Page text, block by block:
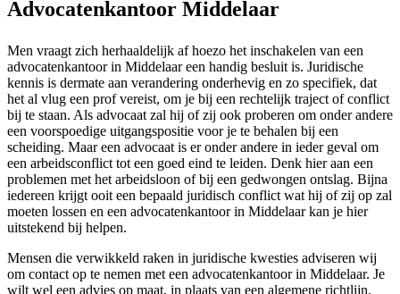
Advocatenkantoor Middelaar
Men vraagt zich herhaaldelijk af hoezo het inschakelen van een
advocatenkantoor in Middelaar een handig besluit is. Juridische
kennis is dermate aan verandering onderhevig en zo specifiek, dat
het al vlug een prof vereist, om je bij een rechtelijk traject of conflict
bij te staan. Als advocaat zal hij of zij ook proberen om onder andere
een voorspoedige uitgangspositie voor je te behalen bij een
scheiding. Maar een advocaat is er onder andere in ieder geval om
een arbeidsconflict tot een goed eind te leiden. Denk hier aan een
problemen met het arbeidsloon of bij een gedwongen ontslag. Bijna
iedereen krijgt ooit een bepaald juridisch conflict wat hij of zij op zal
moeten lossen en een advocatenkantoor in Middelaar kan je hier
uitstekend bij helpen.
Mensen die verwikkeld raken in juridische kwesties adviseren wij
om contact op te nemen met een advocatenkantoor in Middelaar. Je
wilt wel een advies op maat, in plaats van een algemene richtlijn.